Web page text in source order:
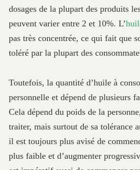
dosages de la plupart des produits
peuvent varier entre 2 et 10%. L’
pas très concentrée, ce qui fait que
toléré par la plupart des
Toutefois, la quantité d’huile à
personnelle et dépend de plusieurs
Cela dépend du poids de la
traiter, mais surtout de sa tolérance
il est toujours plus avisé de
plus faible et d’augmenter